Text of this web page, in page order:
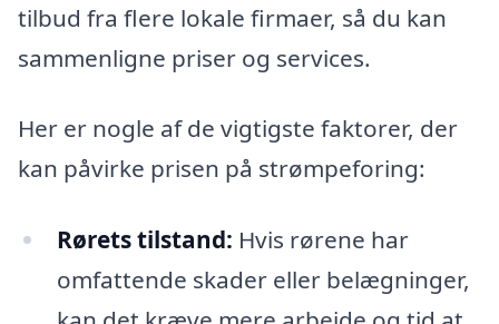
tilbud fra flere lokale firmaer, så du kan
sammenligne priser og services.
Her er nogle af de vigtigste faktorer, der
kan påvirke prisen på strømpeforing:
Rørets tilstand: Hvis rørene har
omfattende skader eller belægninger,